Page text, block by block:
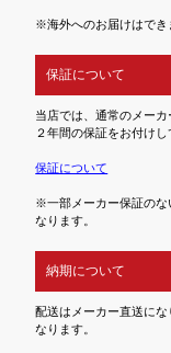
※海外へのお届けはでき
保証について
当店では、通常のメー
２年間の保証をお付けし
保証について
※一部メーカー保証のな
なります。
納期について
配送はメーカー直送に
なります。